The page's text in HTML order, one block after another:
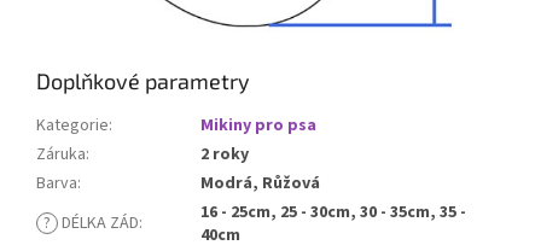
Doplňkové parametry
Kategorie:
Mikiny pro psa
Záruka:
2 roky
Barva:
Modrá, Růžová
? DÉLKA ZÁD:
16 - 25cm, 25 - 30cm, 30 - 35cm, 35 -
40cm